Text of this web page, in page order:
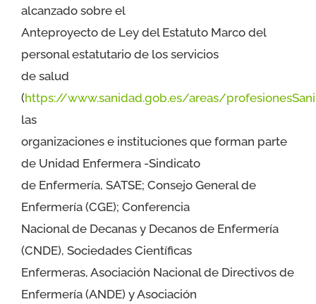
I JORNADA CIENTÍFICA UESCE
CONTACTO
alcanzado sobre el
Anteproyecto de Ley del Estatuto Marco del
personal estatutario de los servicios
de salud
(https://www.sanidad.gob.es/areas/
las
organizaciones e instituciones que forman parte
de Unidad Enfermera -Sindicato
de Enfermería, SATSE; Consejo General de
Enfermería (CGE); Conferencia
Nacional de Decanas y Decanos de Enfermería
(CNDE), Sociedades Científicas
Enfermeras, Asociación Nacional de Directivos de
Enfermería (ANDE) y Asociación